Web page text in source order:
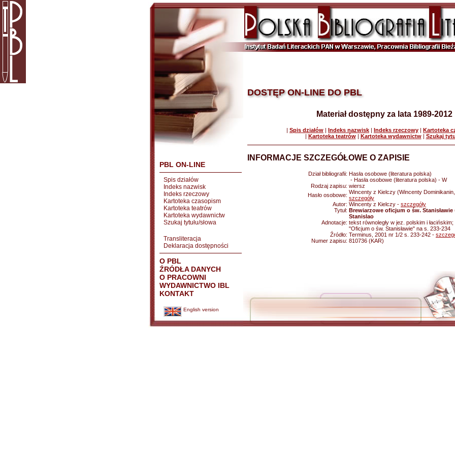
PBL ON-LINE
Spis działów
Indeks nazwisk
Indeks rzeczowy
Kartoteka czasopism
Kartoteka teatrów
Kartoteka wydawnictw
Szukaj tytułu/słowa
Transliteracja
Deklaracja dostępności
O PBL
ŹRÓDŁA DANYCH
O PRACOWNI
WYDAWNICTWO IBL
KONTAKT
English version
DOSTĘP ON-LINE DO PBL
Materiał dostępny za lata 1989-2012
| Spis działów | Indeks nazwisk | Indeks rzeczowy | Kartoteka
| Kartoteka teatrów| Kartoteka wydawnictw| Szukaj
INFORMACJE SZCZEGÓŁOWE O ZAPISIE
Dział bibliografii: Hasła osobowe (literatura polska)
- Hasła osobowe (literatura polska) - W
Rodzaj zapisu: wiersz
Hasło osobowe: Wincenty z Kielczy (Wincenty
szczegóły
Autor: Wincenty z Kielczy - szczegóły
Tytuł: Brewiarzowe oficjum o św.
Stanislao
Adnotacje: tekst równoległy w jez. polskim i
"Oficjum o św. Stanisławie" na s. 233-234
Źródło: Terminus, 2001 nr 1/2 s. 233-242 -
Numer zapisu: 810736 (KAR)